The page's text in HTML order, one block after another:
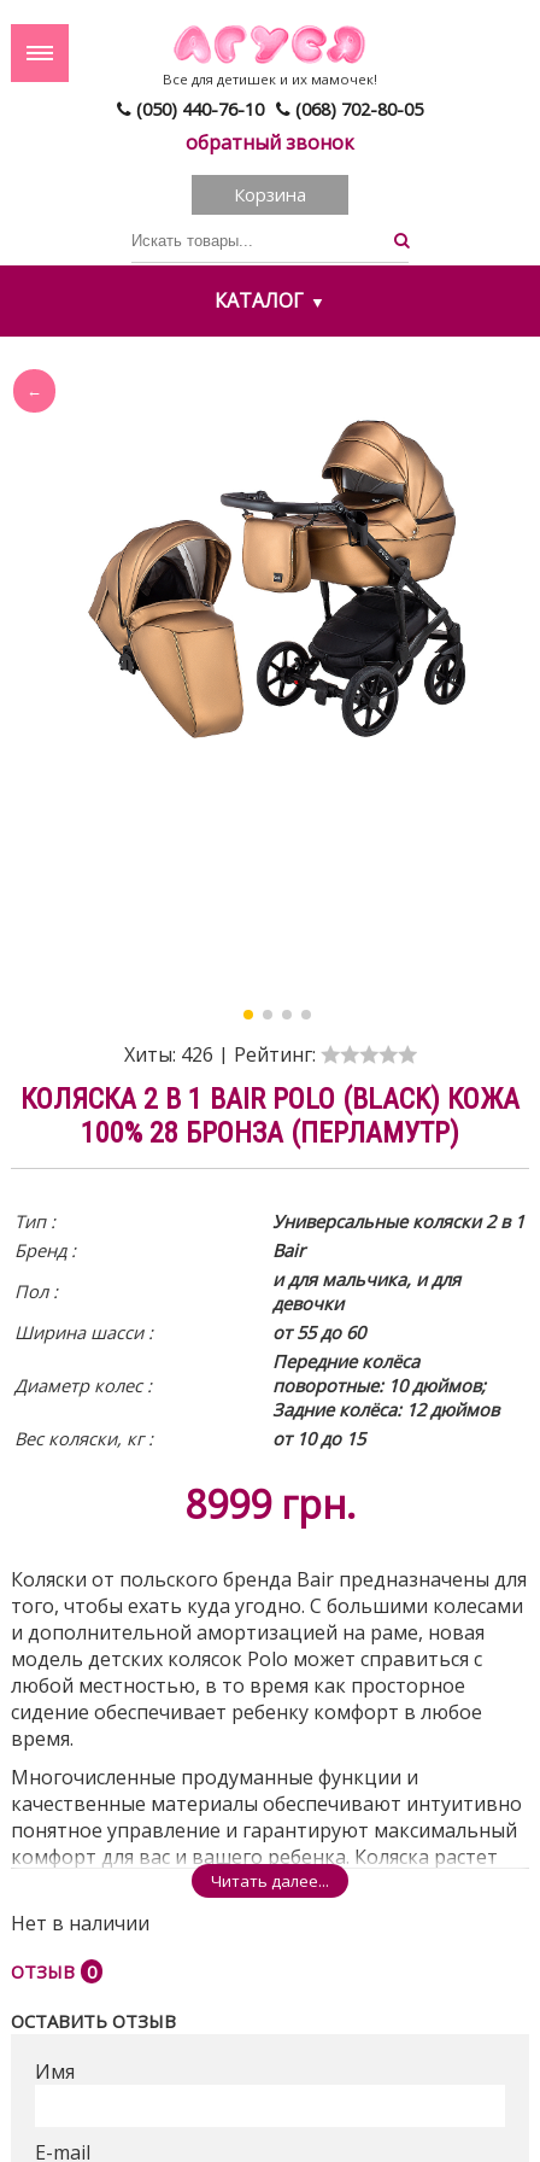
(050) 440-76-10 (068) 702-80-05
обратный звонок
Все для детишек и их мамочек!
Корзина
КАТАЛОГ
Хиты: 426 | Рейтинг:
КОЛЯСКА 2 В 1 BAIR POLO (BLACK) КОЖА
100% 28 БРОНЗА (ПЕРЛАМУТР)
Тип :
Универсальные коляски 2 в 1
Бренд :
Bair
Пол :
и для мальчика, и для
девочки
Ширина шасси :
от 55 до 60
Диаметр колес :
Передние колёса
поворотные: 10 дюймов;
Задние колёса: 12 дюймов
Вес коляски, кг :
от 10 до 15
8999 грн.
Коляски от польского бренда Bair предназначены для
того, чтобы ехать куда угодно. С большими колесами
и дополнительной амортизацией на раме, новая
модель детских колясок Polo может справиться с
любой местностью, в то время как просторное
сидение обеспечивает ребенку комфорт в любое
время.
Многочисленные продуманные функции и
качественные материалы обеспечивают интуитивно
понятное управление и гарантируют максимальный
комфорт для вас и вашего ребенка. Коляска растет
вместе с вашим ребенком, вы можете легко
переключаться между различными вариантами
прогулочного блока, будь то люлька, автокресло или
прогулочное сиденье.
разработаны так, чтобы малышу было уютно и
Читать далее...
Нет в наличии
ОТЗЫВ 0
ОСТАВИТЬ ОТЗЫВ
Имя
E-mail